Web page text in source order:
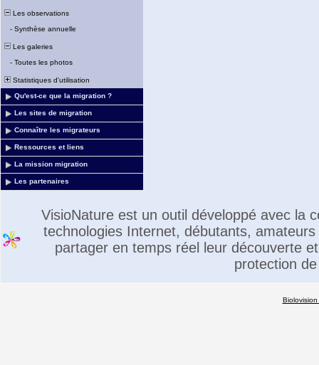
Les observations
- Synthèse annuelle
Les galeries
- Toutes les photos
Statistiques d'utilisation
Qu'est-ce que la migration ?
Les sites de migration
Connaître les migrateurs
Ressources et liens
La mission migration
Les partenaires
VisioNature est un outil développé avec la
technologies Internet, débutants,
partager en temps réel leur découverte
protection
Biolovision